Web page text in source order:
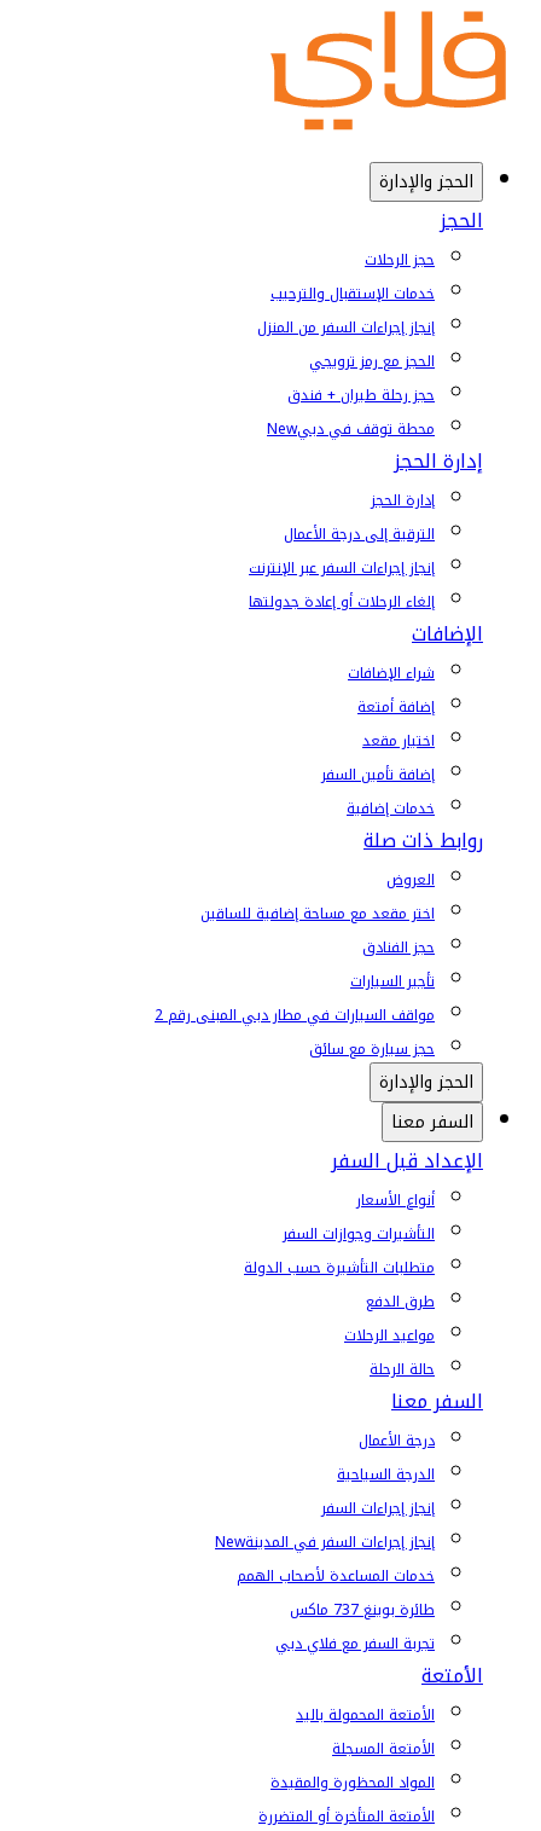
الحجز والإدارة
الحجز
حجز الرحلات
خدمات الإستقبال والترحيب
إنجاز إجراءات السفر من المنزل
الحجز مع رمز ترويجي
حجز رحلة طيران + فندق
محطة توقف في دبيNew
إدارة الحجز
إدارة الحجز
الترقية إلى درجة الأعمال
إنجاز إجراءات السفر عبر الإنترنت
إلغاء الرحلات أو إعادة جدولتها
الإضافات
شراء الإضافات
إضافة أمتعة
اختيار مقعد
إضافة تأمين السفر
خدمات إضافية
روابط ذات صلة
العروض
اختر مقعد مع مساحة إضافية للساقين
حجز الفنادق
تأجير السيارات
مواقف السيارات في مطار دبي المبنى رقم 2
حجز سيارة مع سائق
الحجز والإدارة
السفر معنا
الإعداد قبل السفر
أنواع الأسعار
التأشيرات وجوازات السفر
متطلبات التأشيرة حسب الدولة
طرق الدفع
مواعيد الرحلات
حالة الرحلة
السفر معنا
درجة الأعمال
الدرجة السياحية
إنجاز إجراءات السفر
إنجاز إجراءات السفر في المدينةNew
خدمات المساعدة لأصحاب الهمم
طائرة بوينغ 737 ماكس
تجربة السفر مع فلاي دبي
الأمتعة
الأمتعة المحمولة باليد
الأمتعة المسجلة
المواد المحظورة والمقيدة
الأمتعة المتأخرة أو المتضررة